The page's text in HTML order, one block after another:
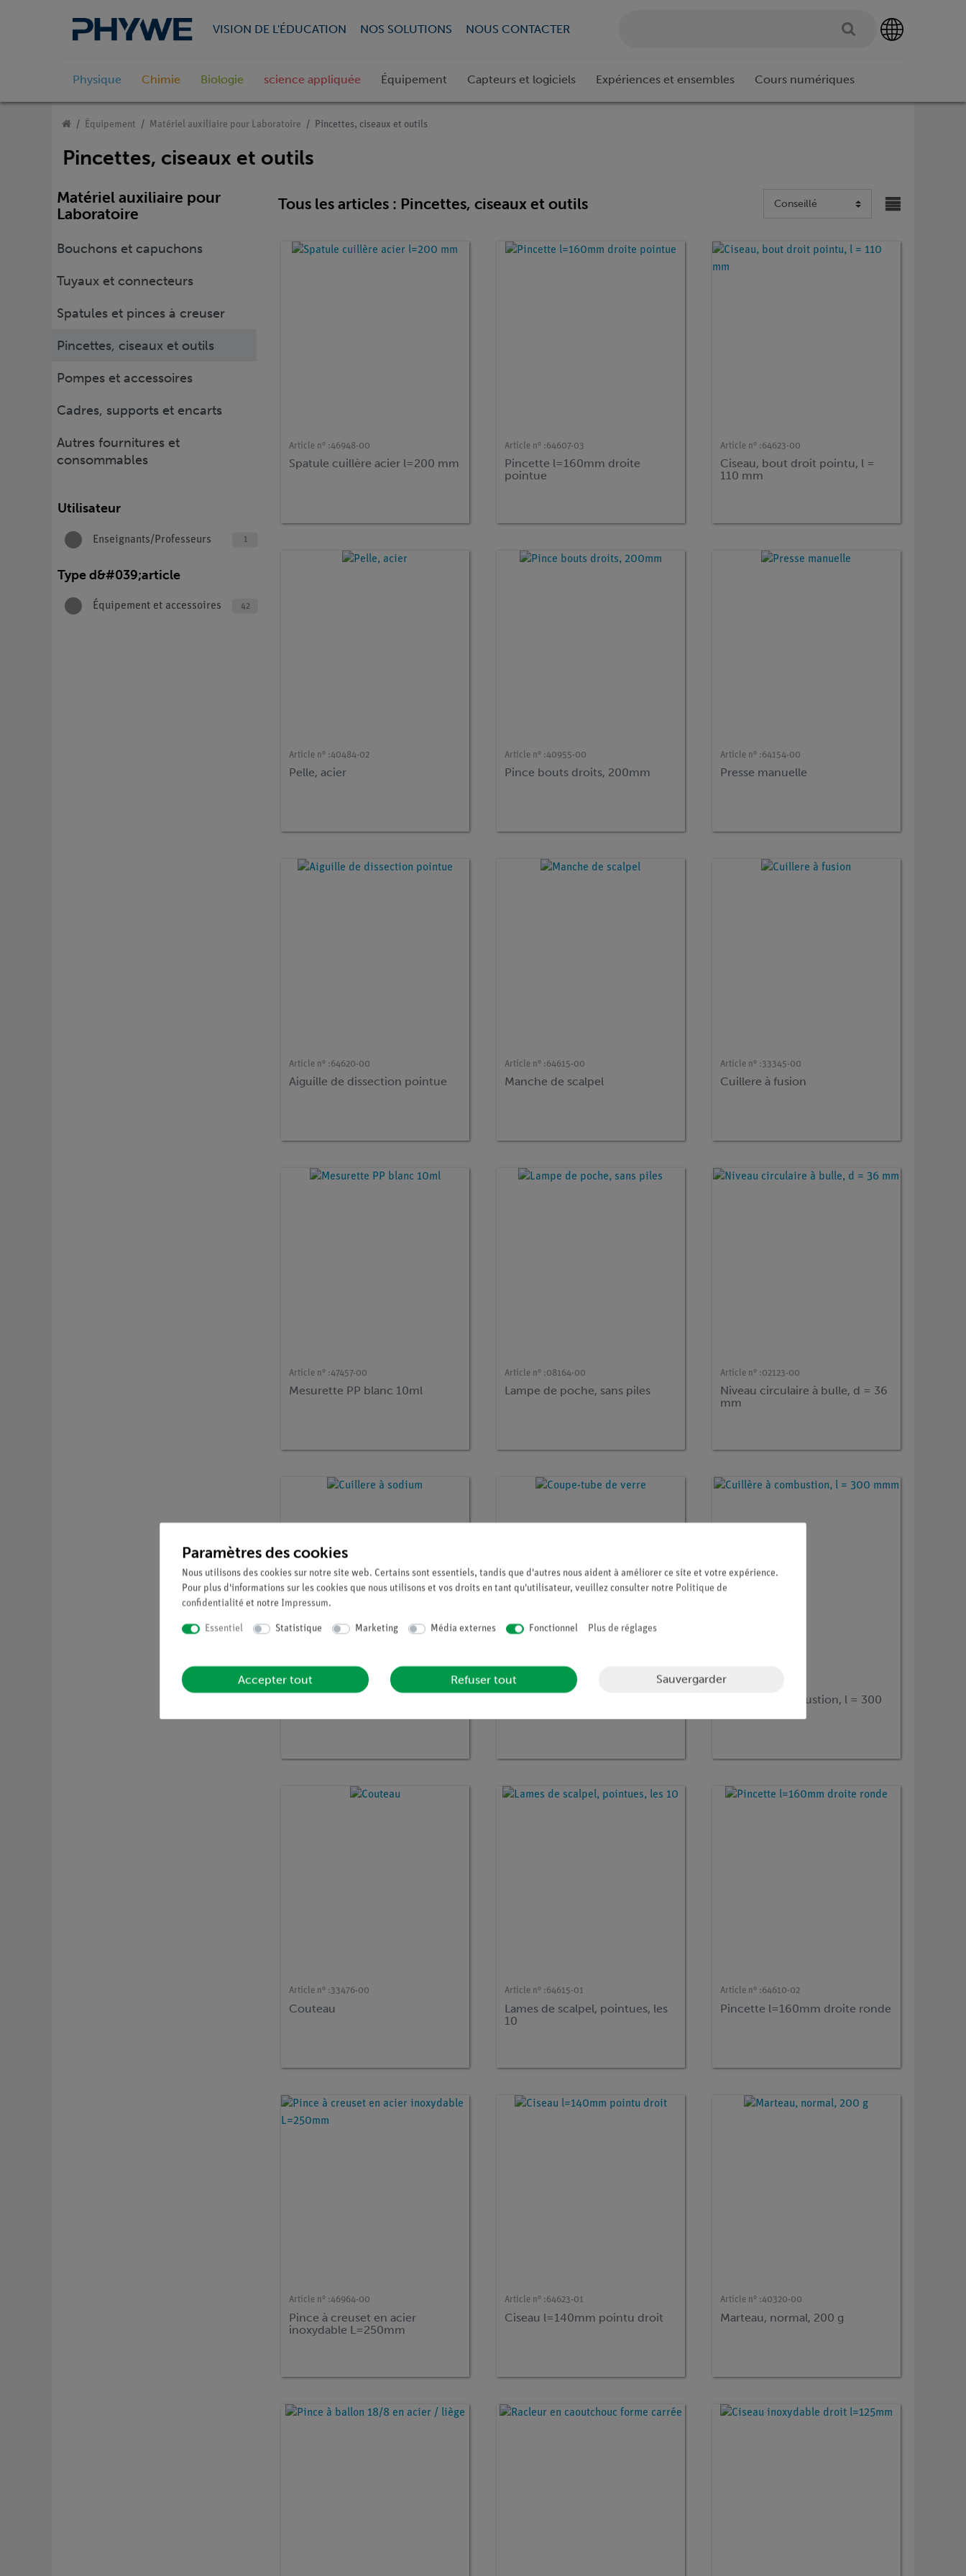
VISION DE L'ÉDUCATION NOS SOLUTIONS NOUS CONTACTER
Physique Chimie Biologie science appliquée Équipement Capteurs et logiciels Expériences et ensembles Cours numériques
Équipement Matériel auxiliaire pour Laboratoire Pincettes, ciseaux et outils
Pincettes, ciseaux et outils
Matériel auxiliaire pour
Laboratoire
Bouchons et capuchons
Tuyaux et connecteurs
Spatules et pinces à creuser
Pincettes, ciseaux et outils
Pompes et accessoires
Cadres, supports et encarts
Autres fournitures et
consommables
Utilisateur
Enseignants/Professeurs 1
Type d&#039;article
Équipement et accessoires 42
Tous les articles : Pincettes, ciseaux et outils
Article n° :46948-00
Spatule cuillère acier l=200 mm
Article n° :64607-03
Pincette l=160mm droite
pointue
Article n° :64623-00
Ciseau, bout droit pointu, l =
110 mm
Article n° :40484-02
Pelle, acier
Article n° :40955-00
Pince bouts droits, 200mm
Article n° :64154-00
Presse manuelle
Article n° :64620-00
Aiguille de dissection pointue
Article n° :64615-00
Manche de scalpel
Article n° :33345-00
Cuillere à fusion
Article n° :47457-00
Mesurette PP blanc 10ml
Article n° :08164-00
Lampe de poche, sans piles
Article n° :02123-00
Niveau circulaire à bulle, d = 36
mm
Article n° : 33348-00 Article n° : 33185-00 Article n° :
Cuillère à combustion, l = 300
Article n° :33476-00
Couteau
Article n° :64615-01
Lames de scalpel, pointues, les
10
Article n° :64610-02
Pincette l=160mm droite ronde
Article n° :46964-00
Pince à creuset en acier
inoxydable L=250mm
Article n° :64623-01
Ciseau l=140mm pointu droit
Article n° :40320-00
Marteau, normal, 200 g
Paramètres des cookies
Nous utilisons des cookies sur notre site web. Certains sont essentiels, tandis que d'autres nous aident à améliorer ce site et votre expérience.
Pour plus d'informations sur les cookies que nous utilisons et vos droits en tant qu'utilisateur, veuillez consulter notre Politique de
confidentialité et notre Impressum.
Essentiel Statistique Marketing Média externes Fonctionnel Plus de réglages
Accepter tout Refuser tout Sauvergarder